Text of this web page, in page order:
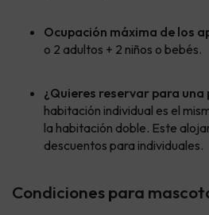
Ocupación máxima de los
o 2 adultos + 2 niños o bebés.
¿Quieres reservar para una
habitación individual es el
la habitación doble. Este
descuentos para individuales.
Condiciones para